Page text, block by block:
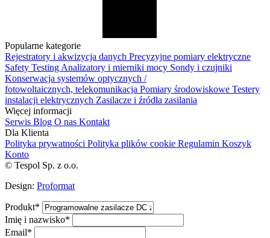
Popularne kategorie
Rejestratory i akwizycja danych Precyzyjne pomiary elektryczne
Safety Testing Analizatory i mierniki mocy Sondy i czujniki
Konserwacja systemów optycznych /
fotowoltaicznych, telekomunikacja Pomiary środowiskowe Testery
instalacji elektrycznych Zasilacze i źródła zasilania
Więcej informacji
Serwis Blog O nas Kontakt
Dla Klienta
Polityka prywatności Polityka plików cookie Regulamin Koszyk
Konto
© Tespol Sp. z o.o.
Design: Proformat
Produkt*
Imię i nazwisko*
Email*